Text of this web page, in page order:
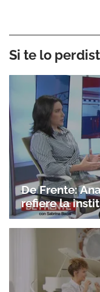
Gracias por
Si te lo
De Frente:
refiere la